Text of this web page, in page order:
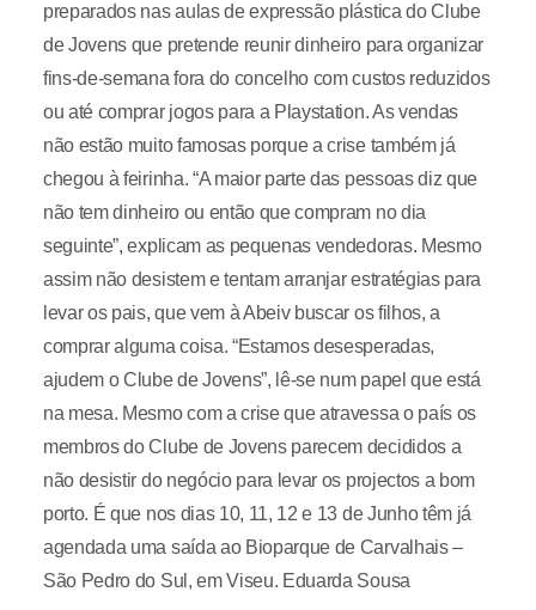
preparados nas aulas de expressão plástica do Clube
de Jovens que pretende reunir dinheiro para organizar
fins-de-semana fora do concelho com custos reduzidos
ou até comprar jogos para a Playstation. As vendas
não estão muito famosas porque a crise também já
chegou à feirinha. “A maior parte das pessoas diz que
não tem dinheiro ou então que compram no dia
seguinte”, explicam as pequenas vendedoras. Mesmo
assim não desistem e tentam arranjar estratégias para
levar os pais, que vem à Abeiv buscar os filhos, a
comprar alguma coisa. “Estamos desesperadas,
ajudem o Clube de Jovens”, lê-se num papel que está
na mesa. Mesmo com a crise que atravessa o país os
membros do Clube de Jovens parecem decididos a
não desistir do negócio para levar os projectos a bom
porto. É que nos dias 10, 11, 12 e 13 de Junho têm já
agendada uma saída ao Bioparque de Carvalhais –
São Pedro do Sul, em Viseu. Eduarda Sousa